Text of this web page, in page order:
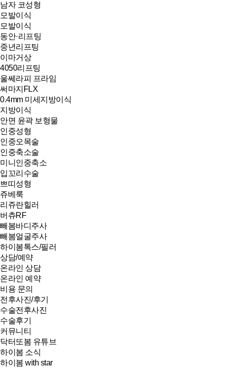
남자 코성형
모발이식
모발이식
동안·리프팅
중년리프팅
이마거상
4050리프팅
울쎄라피 프라임
써마지FLX
0.4mm 미세지방이식
지방이식
안면 윤곽 보형물
인중성형
인중오목술
인중축소술
미니인중축소
입꼬리수술
쁘띠성형
쥬베룩
리쥬란힐러
버츄RF
빼봄바디주사
빼봄얼굴주사
하이봄톡스/필러
상담/예약
온라인 상담
온라인 예약
비용 문의
전후사진/후기
수술전후사진
수술후기
커뮤니티
닥터또봄 유튜브
하이봄 소식
하이봄 with star